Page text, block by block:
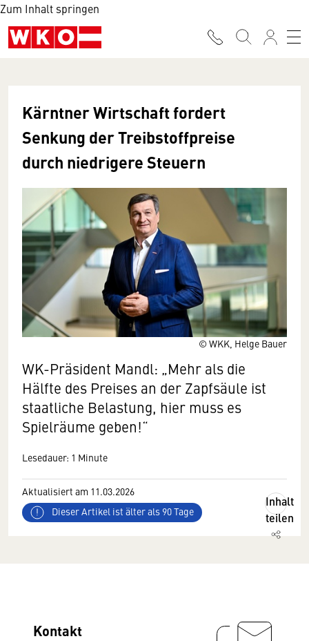
Zum Inhalt springen
© WKK, Helge Bauer
Kärntner Wirtschaft fordert
Senkung der Treibstoffpreise
durch niedrigere Steuern
WK-Präsident Mandl: „Mehr als die
Hälfte des Preises an der Zapfsäule ist
staatliche Belastung, hier muss es
Spielräume geben!“
Lesedauer: 1 Minute
Aktualisiert am 11.03.2026
Dieser Artikel ist älter als 90 Tage
Inhalt
teilen
Kontakt